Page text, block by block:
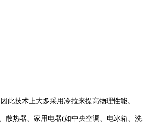
此技术上大多采用冷拉来提高物理性能。
热器、家用电器(如中央空调、电冰箱、洗